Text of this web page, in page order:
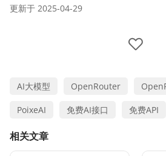
更新于 2025-04-29
AI大模型 OpenRouter
PoixeAI 免费AI接口 免费API
相关文章